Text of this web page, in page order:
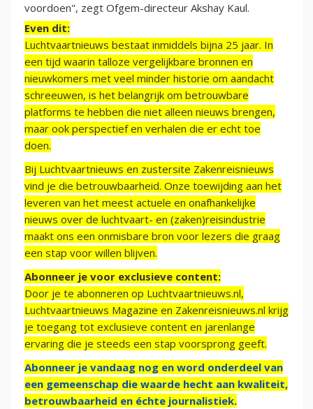
voordoen", zegt Ofgem-directeur Akshay Kaul.
Even dit:
Luchtvaartnieuws bestaat inmiddels bijna 25 jaar. In
een tijd waarin talloze vergelijkbare bronnen en
nieuwkomers met veel minder historie om aandacht
schreeuwen, is het belangrijk om betrouwbare
platforms te hebben die niet alleen nieuws brengen,
maar ook perspectief en verhalen die er echt toe
doen.
Bij Luchtvaartnieuws en zustersite Zakenreisnieuws
vind je die betrouwbaarheid. Onze toewijding aan het
leveren van het meest actuele en onafhankelijke
nieuws over de luchtvaart- en (zaken)reisindustrie
maakt ons een onmisbare bron voor lezers die graag
een stap voor willen blijven.
Abonneer je voor exclusieve content:
Door je te abonneren op Luchtvaartnieuws.nl,
Luchtvaartnieuws Magazine en Zakenreisnieuws.nl krijg
je toegang tot exclusieve content en jarenlange
ervaring die je steeds een stap voorsprong geeft.
Abonneer je vandaag nog en word onderdeel van
een gemeenschap die waarde hecht aan kwaliteit,
betrouwbaarheid en échte journalistiek.